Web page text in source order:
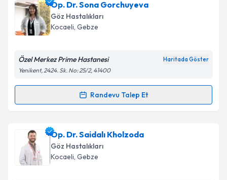
Op. Dr. Sona Gorchuyeva
Göz Hastalıkları
Kocaeli, Gebze
Özel Merkez Prime Hastanesi Haritada Göster
Yenikent, 2424. Sk. No: 25/2, 41400
Randevu Talep Et
Randevu Takvimi Talebi
Op. Dr. Sona Gorchuyevaiçin randevu takvimi
talebi oluşturun. Size bu uzmandan randevu almanız
için bir takvim hazırlandığında e-posta ile
bilgilendireceğiz.
Op. Dr. Saidalı Kholzoda
Göz Hastalıkları
Kocaeli, Gebze